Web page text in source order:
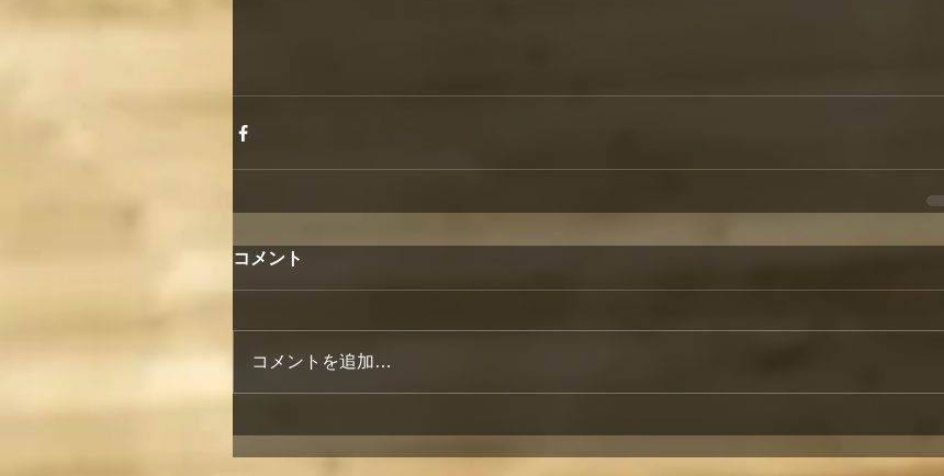
コメント
コメントを追加…